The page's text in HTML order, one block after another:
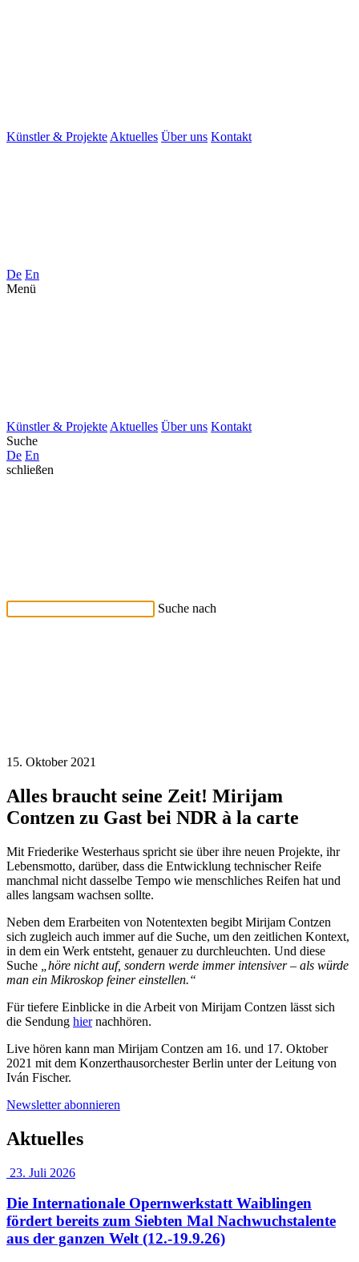
Künstler & Projekte Aktuelles Über uns Kontakt
De En
Menü
Künstler & Projekte Aktuelles Über uns Kontakt
Suche
De En
schließen
Suche nach
15. Oktober 2021
Alles braucht seine Zeit! Mirijam
Contzen zu Gast bei NDR à la carte
Mit Friederike Westerhaus spricht sie über ihre neuen Projekte, ihr
Lebensmotto, darüber, dass die Entwicklung technischer Reife
manchmal nicht dasselbe Tempo wie menschliches Reifen hat und
alles langsam wachsen sollte.
Neben dem Erarbeiten von Notentexten begibt Mirijam Contzen
sich zugleich auch immer auf die Suche, um den zeitlichen Kontext,
in dem ein Werk entsteht, genauer zu durchleuchten. Und diese
Suche
„höre nicht auf, sondern werde immer intensiver – als würde
man ein Mikroskop feiner einstellen.“
Für tiefere Einblicke in die Arbeit von Mirijam Contzen lässt sich
die Sendung hiernachhören.
Live hören kann man Mirijam Contzen am 16. und 17. Oktober
2021 mit dem Konzerthausorchester Berlin unter der Leitung von
Iván Fischer.
Newsletter abonnieren
Aktuelles
23. Juli 2026
Die Internationale Opernwerkstatt Waiblingen
fördert bereits zum Siebten Mal Nachwuchstalente
aus der ganzen Welt (12.-19.9.26)